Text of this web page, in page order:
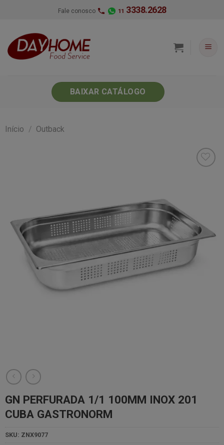
Fale conosco 11 3338.2628
BAIXAR CATÁLOGO
Início / Outback
lista de
desejos
GN PERFURADA 1/1 100MM INOX 201
CUBA GASTRONORM
SKU: ZNX9077